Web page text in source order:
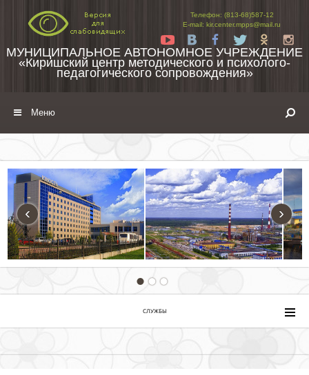
Телефон: (813-68)587-12
E-mail: kir.center.mpps@mail.ru
Yt
Tw
МУНИЦИПАЛЬНОЕ АВТОНОМНОЕ УЧРЕЖДЕНИЕ
«Киришский центр методического и психолого-
педагогического сопровождения»
Меню
‹ ›
СЛУЖБЫ